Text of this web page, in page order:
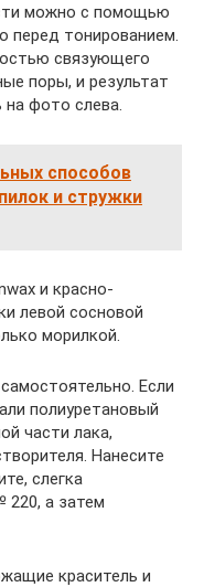
можно с помощью
перед тонированием.
связующего
поры, и результат
фото слева.
способов
и стружки
и красно-
левой сосновой
морилкой.
Если
полиуретановый
части лака,
Нанесите
слегка
а затем
краситель и